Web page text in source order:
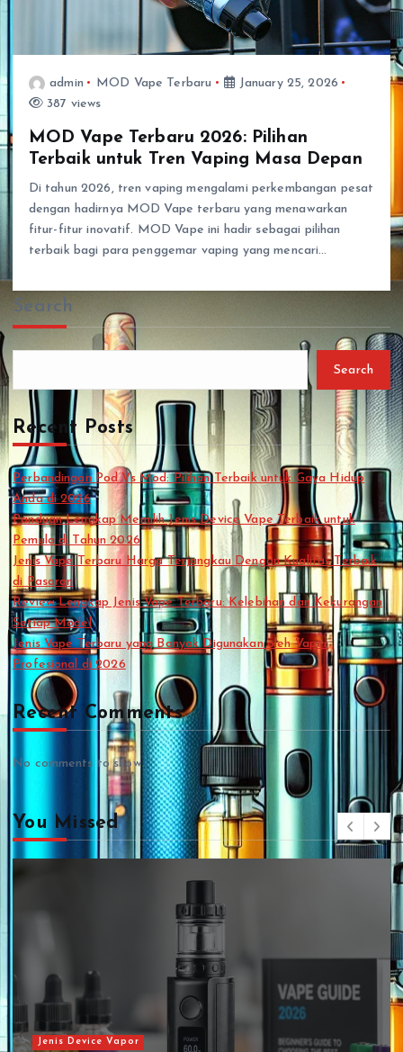
admin MOD Vape Terbaru
January 25, 2026
387 views
MOD Vape Terbaru 2026: Pilihan
Terbaik untuk Tren Vaping Masa Depan
Di tahun 2026, tren vaping mengalami perkembangan pesat
dengan hadirnya MOD Vape terbaru yang menawarkan
fitur-fitur inovatif. MOD Vape ini hadir sebagai pilihan
terbaik bagi para penggemar vaping yang mencari…
Search
Search
Recent Posts
Perbandingan Pod Vs Mod: Pilihan Terbaik untuk Gaya Hidup
Anda di 2026
Panduan Lengkap Memilih Jenis Device Vape Terbaik untuk
Pemula di Tahun 2026
Jenis Vape Terbaru Harga Terjangkau Dengan Kualitas Terbaik
di Pasaran
Review Lengkap Jenis Vape Terbaru: Kelebihan dan Kekurangan
Setiap Model
Jenis Vape Terbaru yang Banyak Digunakan oleh Vaper
Profesional di 2026
Recent Comments
No comments to show.
You Missed
Jenis Vape